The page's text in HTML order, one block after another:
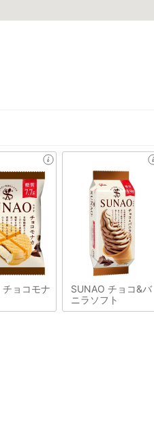
チョコモナ
SUNAO チョコ&バ
ニラソフト